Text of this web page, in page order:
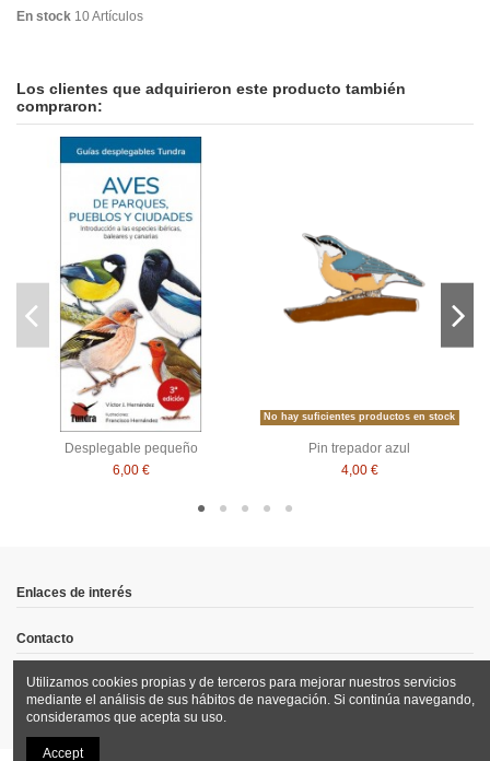
En stock 10 Artículos
Los clientes que adquirieron este producto también
compraron:
Desplegable pequeño
6,00 €
No hay suficientes productos en stock
Pin trepador azul
4,00 €
Enlaces de interés
Contacto
Síguenos
Utilizamos cookies propias y de terceros para mejorar nuestros servicios
mediante el análisis de sus hábitos de navegación. Si continúa navegando,
consideramos que acepta su uso.
Accept